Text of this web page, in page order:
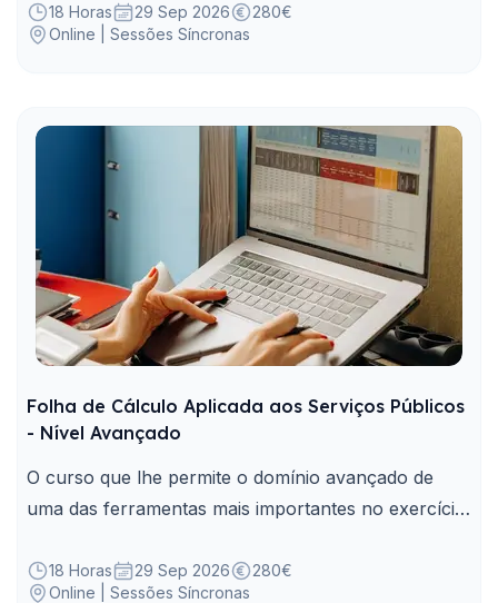
atualização do plano de prevenção de riscos de
corrupção e infrações conexas
18 Horas 29 Sep 2026
280€
Online | Sessões Síncronas
Folha de Cálculo Aplicada aos Serviços Públicos
- Nível Avançado
O curso que lhe permite o domínio avançado de
uma das ferramentas mais importantes no exercício
tarefas, elaborar reportes e relatórios técnicos.
18 Horas 29 Sep 2026
280€
Online | Sessões Síncronas